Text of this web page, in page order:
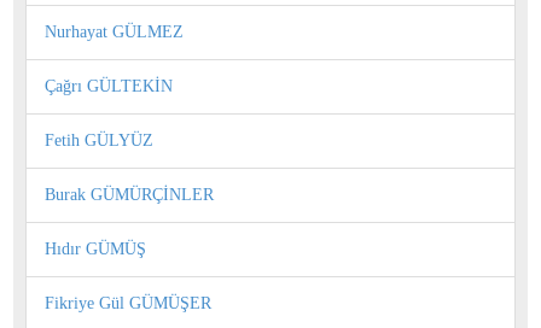
Nurhayat GÜLMEZ
Çağrı GÜLTEKİN
Fetih GÜLYÜZ
Burak GÜMÜRÇİNLER
Hıdır GÜMÜŞ
Fikriye Gül GÜMÜŞER